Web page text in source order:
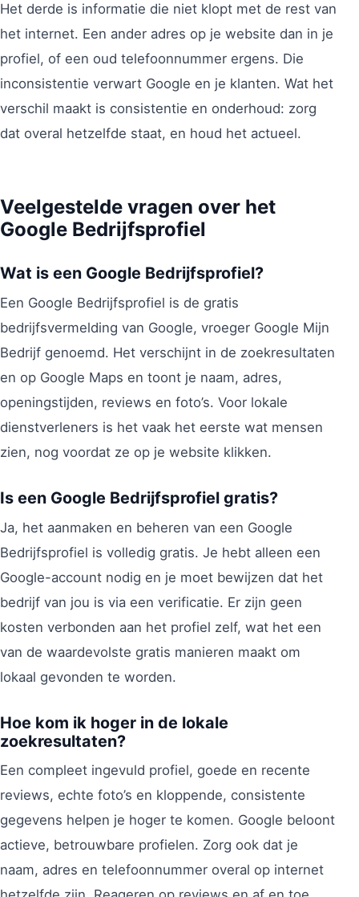
Het derde is informatie die niet klopt met de rest van
het internet. Een ander adres op je website dan in je
profiel, of een oud telefoonnummer ergens. Die
inconsistentie verwart Google en je klanten. Wat het
verschil maakt is consistentie en onderhoud: zorg
dat overal hetzelfde staat, en houd het actueel.
Veelgestelde vragen over het
Google Bedrijfsprofiel
Wat is een Google Bedrijfsprofiel?
Een Google Bedrijfsprofiel is de gratis
bedrijfsvermelding van Google, vroeger Google Mijn
Bedrijf genoemd. Het verschijnt in de zoekresultaten
en op Google Maps en toont je naam, adres,
openingstijden, reviews en foto’s. Voor lokale
dienstverleners is het vaak het eerste wat mensen
zien, nog voordat ze op je website klikken.
Is een Google Bedrijfsprofiel gratis?
Ja, het aanmaken en beheren van een Google
Bedrijfsprofiel is volledig gratis. Je hebt alleen een
Google-account nodig en je moet bewijzen dat het
bedrijf van jou is via een verificatie. Er zijn geen
kosten verbonden aan het profiel zelf, wat het een
van de waardevolste gratis manieren maakt om
lokaal gevonden te worden.
Hoe kom ik hoger in de lokale
zoekresultaten?
Een compleet ingevuld profiel, goede en recente
reviews, echte foto’s en kloppende, consistente
gegevens helpen je hoger te komen. Google beloont
actieve, betrouwbare profielen. Zorg ook dat je
naam, adres en telefoonnummer overal op internet